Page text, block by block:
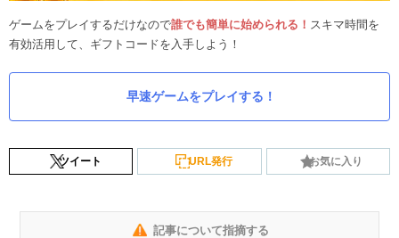
ゲームをプレイするだけなので誰でも簡単に始められる！ スキマ時間を
有効活用して、ギフトコードを入手しよう！
早速ゲームをプレイする！
ツイート URL発行 お気に入り
記事について指摘する